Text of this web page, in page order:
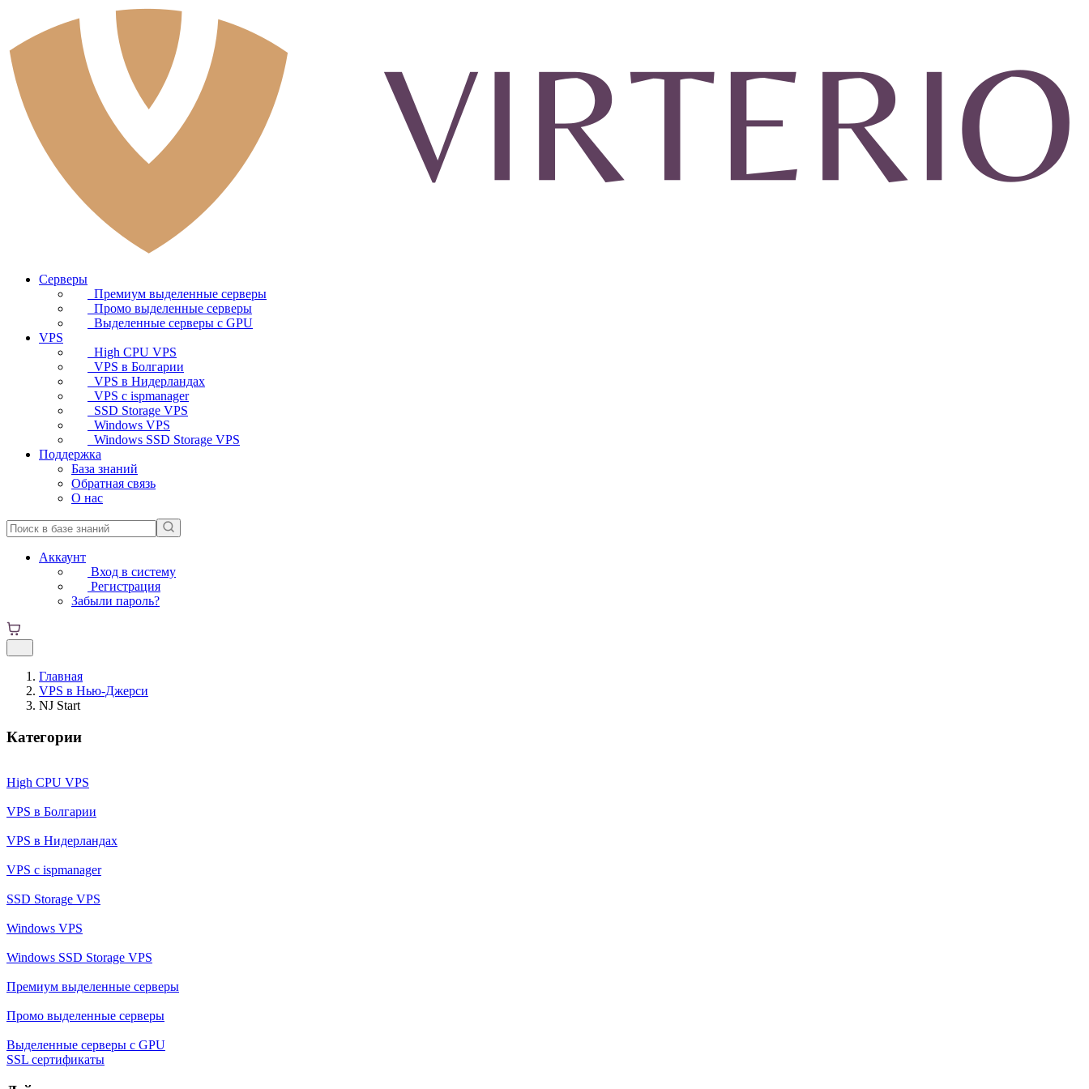
Серверы
Премиум выделенные серверы
Промо выделенные серверы
Выделенные серверы с GPU
VPS
High CPU VPS
VPS в Болгарии
VPS в Нидерландах
VPS с ispmanager
SSD Storage VPS
Windows VPS
Windows SSD Storage VPS
Поддержка
База знаний
Обратная связь
О нас
Аккаунт
Вход в систему
Регистрация
Забыли пароль?
Главная
VPS в Нью-Джерси
NJ Start
Категории
High CPU VPS
VPS в Болгарии
VPS в Нидерландах
VPS с ispmanager
SSD Storage VPS
Windows VPS
Windows SSD Storage VPS
Премиум выделенные серверы
Промо выделенные серверы
Выделенные серверы с GPU
SSL сертификаты